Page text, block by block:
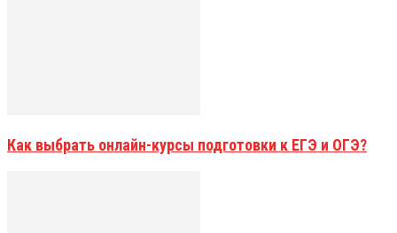
Как выбрать онлайн-курсы подготовки к ЕГЭ и ОГЭ?